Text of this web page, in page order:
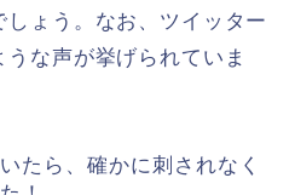
ょう。なお、ツイッター
な声が挙げられていま
たら、確かに刺されなく